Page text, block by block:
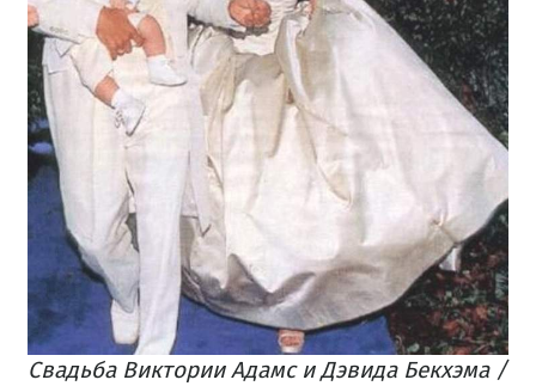
Свадьба Виктории Адамс и Дэвида Бекхэма /